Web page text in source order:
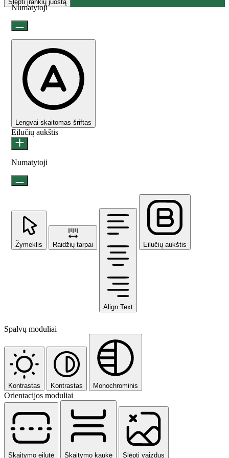
Slėpti įrankių juostą
Numatytoji
Lengvai skaitomas šriftas
Eilučių aukštis
Numatytoji
Žymeklis Raidžių tarpai
Align Text
Eilučių aukštis
Spalvų moduliai
Kontrastas Kontrastas Monochrominis
Orientacijos moduliai
Skaitymo eilutė Skaitymo kaukė Slėpti vaizdus